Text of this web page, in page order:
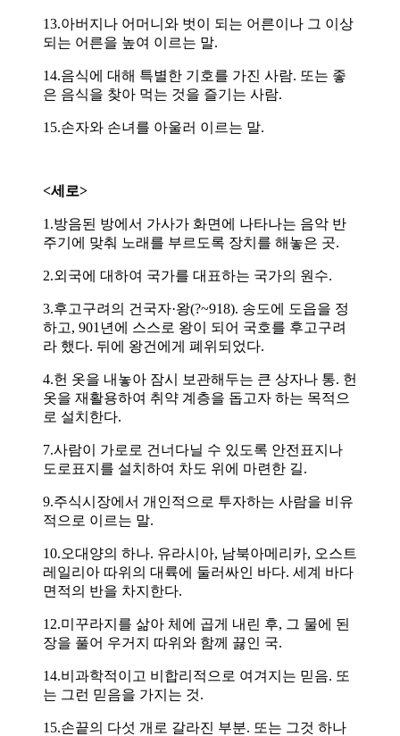
13.아버지나 어머니와 벗이 되는 어른이나 그 이상
되는 어른을 높여 이르는 말.
14.음식에 대해 특별한 기호를 가진 사람. 또는 좋
은 음식을 찾아 먹는 것을 즐기는 사람.
15.손자와 손녀를 아울러 이르는 말.
<세로>
1.방음된 방에서 가사가 화면에 나타나는 음악 반
주기에 맞춰 노래를 부르도록 장치를 해놓은 곳.
2.외국에 대하여 국가를 대표하는 국가의 원수.
3.후고구려의 건국자·왕(?~918). 송도에 도읍을 정
하고, 901년에 스스로 왕이 되어 국호를 후고구려
라 했다. 뒤에 왕건에게 폐위되었다.
4.헌 옷을 내놓아 잠시 보관해두는 큰 상자나 통. 헌
옷을 재활용하여 취약 계층을 돕고자 하는 목적으
로 설치한다.
7.사람이 가로로 건너다닐 수 있도록 안전표지나
도로표지를 설치하여 차도 위에 마련한 길.
9.주식시장에서 개인적으로 투자하는 사람을 비유
적으로 이르는 말.
10.오대양의 하나. 유라시아, 남북아메리카, 오스트
레일리아 따위의 대륙에 둘러싸인 바다. 세계 바다
면적의 반을 차지한다.
12.미꾸라지를 삶아 체에 곱게 내린 후, 그 물에 된
장을 풀어 우거지 따위와 함께 끓인 국.
14.비과학적이고 비합리적으로 여겨지는 믿음. 또
는 그런 믿음을 가지는 것.
15.손끝의 다섯 개로 갈라진 부분. 또는 그것 하나